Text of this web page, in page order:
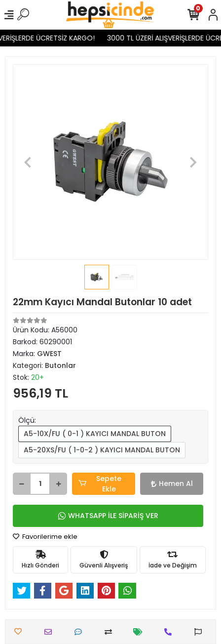
ÜCRETSİZ KARGO! 3000 TL ÜZERİ ALIŞVERİŞLERDE
0
22mm Kayıcı Mandal Butonlar 10 adet
Ürün Kodu: A56000
Barkod: 60290001
Marka: GWEST
Kategori: Butonlar
Stok: 20+
956,19 TL
Ölçü:
A5-10X/FU ( 0-1 ) KAYICI MANDAL BUTON
A5-20XS/FU ( 1-0-2 ) KAYICI MANDAL BUTON
Sepete
Ekle
Hemen Al
WHATSAPP İLE SİPARİŞ VER
Favorilerime ekle
Hızlı Gönderi Güvenli Alışveriş İade ve Değişim